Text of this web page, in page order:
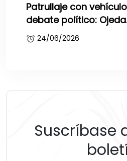
Patrullaje con
debate político: Ojeda.
24/06/2026
Suscríbase